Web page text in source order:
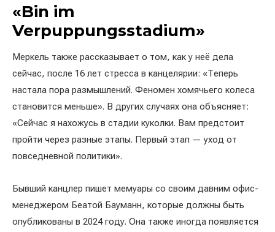
«Bin im
Verpuppungsstadium»
Меркель также рассказывает о том, как у неё дела
сейчас, после 16 лет стресса в канцелярии: «Теперь
настала пора размышлений. Феномен хомячьего колеса
становится меньше». В других случаях она объясняет:
«Сейчас я нахожусь в стадии куколки. Вам предстоит
пройти через разные этапы. Первый этап — уход от
повседневной политики».
Бывший канцлер пишет мемуары со своим давним офис-
менеджером Беатой Бауманн, которые должны быть
опубликованы в 2024 году. Она также иногда появляется